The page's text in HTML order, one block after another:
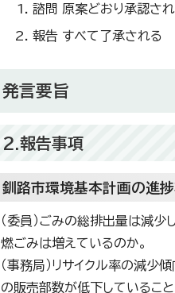
諮問 原案どおり承認さ
報告 すべて了承される
発言要旨
2.報告事項
釧路市環境基本計画の進
（委員）ごみの総排出量は減
燃ごみは増えているのか。
（事務局）リサイクル率の減
の販売部数が低下しているこ